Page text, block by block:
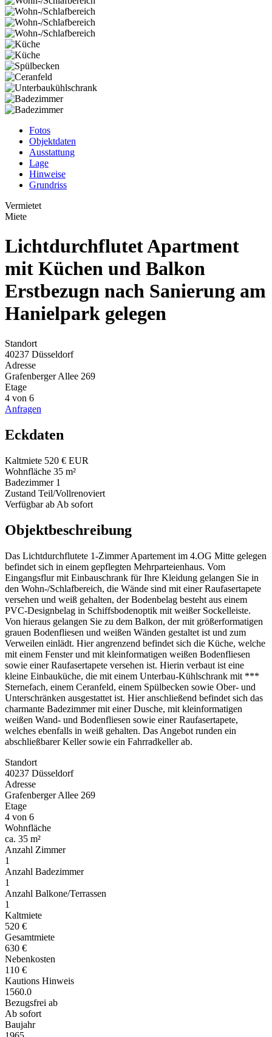
Fotos
Objektdaten
Ausstattung
Lage
Hinweise
Grundriss
Vermietet
Miete
Lichtdurchflutet Apartment
mit Küchen und Balkon
Erstbezugn nach Sanierung am
Hanielpark gelegen
Standort
40237 Düsseldorf
Adresse
Grafenberger Allee 269
Etage
4 von 6
Anfragen
Eckdaten
Kaltmiete 520 € EUR
Wohnfläche 35 m²
Badezimmer 1
Zustand Teil/Vollrenoviert
Verfügbar ab Ab sofort
Objektbeschreibung
Das Lichtdurchflutete 1-Zimmer Apartement im 4.OG Mitte gelegen
befindet sich in einem gepflegten Mehrparteienhaus. Vom
Eingangsflur mit Einbauschrank für Ihre Kleidung gelangen Sie in
den Wohn-/Schlafbereich, die Wände sind mit einer Raufasertapete
versehen und weiß gehalten, der Bodenbelag besteht aus einem
PVC-Designbelag in Schiffsbodenoptik mit weißer Sockelleiste.
Von hieraus gelangen Sie zu dem Balkon, der mit größerformatigen
grauen Bodenfliesen und weißen Wänden gestaltet ist und zum
Verweilen einlädt. Hier angrenzend befindet sich die Küche, welche
mit einem Fenster und mit kleinformatigen weißen Bodenfliesen
sowie einer Raufasertapete versehen ist. Hierin verbaut ist eine
kleine Einbauküche, die mit einem Unterbau-Kühlschrank mit ***
Sternefach, einem Ceranfeld, einem Spülbecken sowie Ober- und
Unterschränken ausgestattet ist. Hier anschließend befindet sich das
charmante Badezimmer mit einer Dusche, mit kleinformatigen
weißen Wand- und Bodenfliesen sowie einer Raufasertapete,
welches ebenfalls in weiß gehalten. Das Angebot runden ein
abschließbarer Keller sowie ein Fahrradkeller ab.
Standort
40237 Düsseldorf
Adresse
Grafenberger Allee 269
Etage
4 von 6
Wohnfläche
ca. 35 m²
Anzahl Zimmer
1
Anzahl Badezimmer
1
Anzahl Balkone/Terrassen
1
Kaltmiete
520 €
Gesamtmiete
630 €
Nebenkosten
110 €
Kautions Hinweis
1560.0
Bezugsfrei ab
Ab sofort
Baujahr